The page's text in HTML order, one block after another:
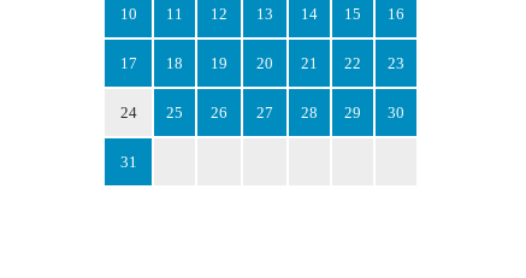
10 11 12 13 14 15 16
17 18 19 20 21 22 23
24 25 26 27 28 29 30
31